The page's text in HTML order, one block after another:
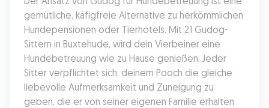
gemütliche, käfigfreie Alternative zu herkömmlichen
Hundepensionen oder Tierhotels. Mit 21 Gudog-
Sittern in Buxtehude, wird dein Vierbeiner eine
Hundebetreuung wie zu Hause genießen. Jeder
Sitter verpflichtet sich, deinem Pooch die gleiche
liebevolle Aufmerksamkeit und Zuneigung zu
geben, die er von seiner eigenen Familie erhalten